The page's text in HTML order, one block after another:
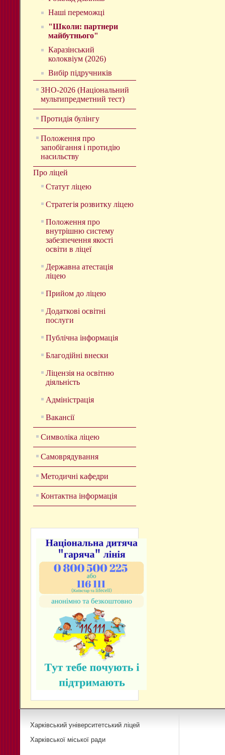
Наші переможці
"Школи: партнери
майбутнього"
Каразінський
колоквіум (2026)
Вибір підручників
ЗНО-2026 (Національний
мультипредметний тест)
Протидія булінгу
Положення про
запобігання і протидію
насильству
Про ліцей
Статут ліцею
Стратегія розвитку ліцею
Положення про
внутрішню систему
забезпечення якості
освіти в ліцеї
Державна атестація
ліцею
Прийом до ліцею
Додаткові освітні
послуги
Публічна інформація
Благодійні внески
Ліцензія на освітню
діяльність
Адміністрація
Вакансії
Символіка ліцею
Самоврядування
Методичні кафедри
Контактна інформація
Харківський університетський ліцей
Харківської міської ради